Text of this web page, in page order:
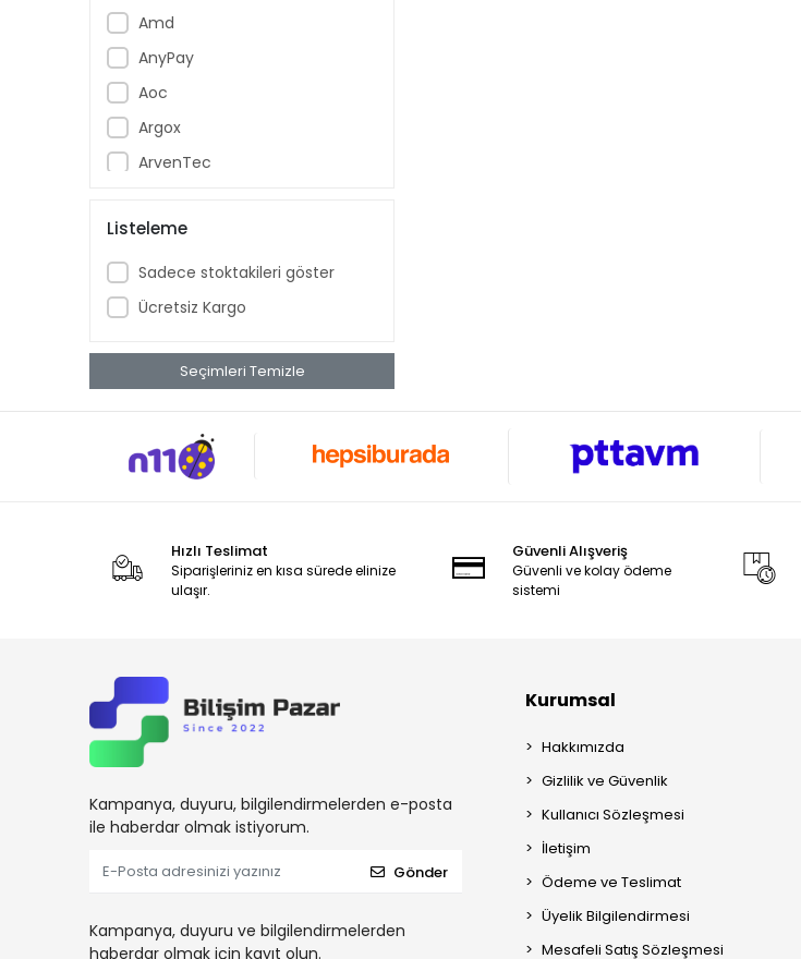
Amd
AnyPay
Aoc
Argox
ArvenTec
Asus
ASYS
Aztech
Bebird
Beko
Bitdefender
Brother
Ceopos
Codegen
Cube
Dark
Dell
Listeleme
Sadece stoktakileri göster
Ücretsiz Kargo
Seçimleri Temizle
Hızlı Teslimat
Siparişleriniz en kısa sürede elinize
ulaşır.
Güvenli Alışveriş
Güvenli ve kolay ödeme
sistemi
Kampanya, duyuru, bilgilendirmelerden e-posta
ile haberdar olmak istiyorum.
Gönder
Kampanya, duyuru ve bilgilendirmelerden
haberdar olmak için kayıt olun.
Kurumsal
Hakkımızda
Gizlilik ve Güvenlik
Kullanıcı Sözleşmesi
İletişim
Ödeme ve Teslimat
Üyelik Bilgilendirmesi
Mesafeli Satış Sözleşmesi